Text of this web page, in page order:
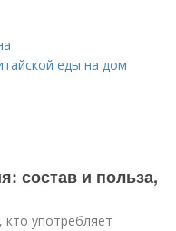
еды на дом
состав и польза,
употребляет